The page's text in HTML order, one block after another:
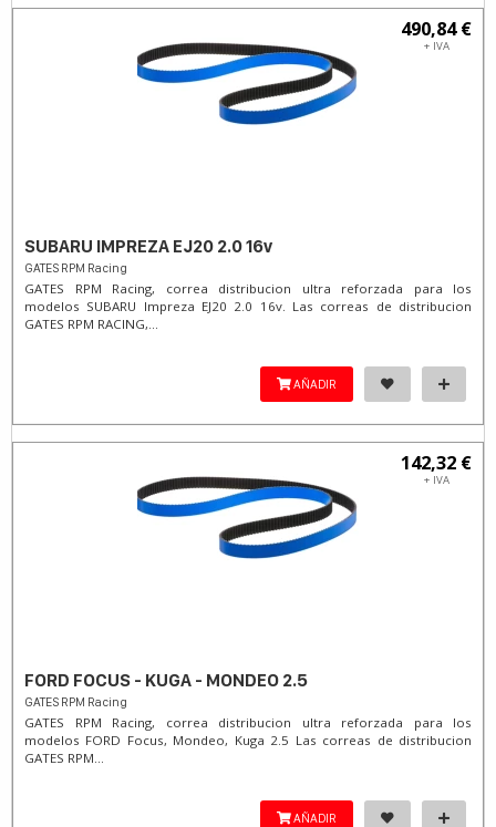
490,84 €
+ IVA
SUBARU IMPREZA EJ20 2.0 16v
GATES RPM Racing
GATES RPM Racing, correa distribucion ultra reforzada para los
modelos SUBARU Impreza EJ20 2.0 16v. Las correas de distribucion
GATES RPM RACING,...
AÑADIR
142,32 €
+ IVA
FORD FOCUS - KUGA - MONDEO 2.5
GATES RPM Racing
GATES RPM Racing, correa distribucion ultra reforzada para los
modelos FORD Focus, Mondeo, Kuga 2.5 Las correas de distribucion
GATES RPM...
AÑADIR